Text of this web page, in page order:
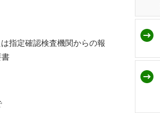
指定確認検査機関からの報